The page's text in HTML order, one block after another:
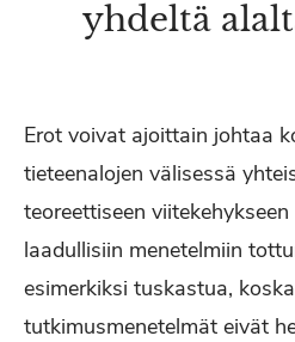
yhdeltä
Erot voivat ajoittain johtaa
tieteenalojen välisessä
teoreettiseen
laadullisiin menetelmiin
esimerkiksi tuskastua,
tutkimusmenetelmät eivät